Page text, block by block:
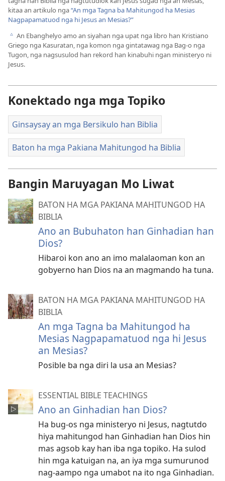
kitaa an artikulo nga“An mga Tagna ba Mahitungod ha Mesias
Nagpapamatuod nga hi Jesus an Mesias?”
c An Ebanghelyo amo an siyahan nga upat nga libro han Kristiano
Griego nga Kasuratan, nga komon nga gintatawag nga Bag-o nga
Tugon, nga nagsusulod han rekord han kinabuhi ngan ministeryo ni
Jesus.
Konektado nga mga Topiko
Ginsaysay an mga Bersikulo han Biblia
Baton ha mga Pakiana Mahitungod ha Biblia
Bangin Maruyagan Mo Liwat
BATON HA MGA PAKIANA MAHITUNGOD HA
BIBLIA
Ano an Bubuhaton han Ginhadian han
Dios?
Hibaroi kon ano an imo malalaoman kon an
gobyerno han Dios na an magmando ha tuna.
BATON HA MGA PAKIANA MAHITUNGOD HA
BIBLIA
An mga Tagna ba Mahitungod ha
Mesias Nagpapamatuod nga hi Jesus
an Mesias?
Posible ba nga diri la usa an Mesias?
ESSENTIAL BIBLE TEACHINGS
Ano an Ginhadian han Dios?
Ha bug-os nga ministeryo ni Jesus, nagtutdo
hiya mahitungod han Ginhadian han Dios hin
mas agsob kay han iba nga topiko. Ha sulod
hin mga katuigan na, an iya mga sumurunod
nag-aampo nga umabot na ito nga Ginhadian.